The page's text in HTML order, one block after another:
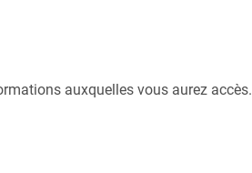
auxquelles vous aurez accès.